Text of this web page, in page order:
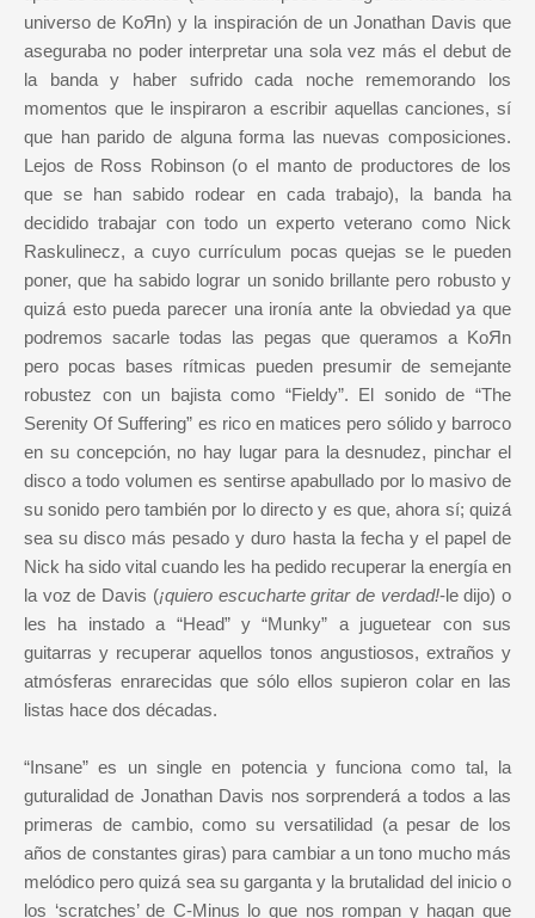
universo de KoЯn) y la inspiración de un Jonathan Davis que
aseguraba no poder interpretar una sola vez más el debut de
la banda y haber sufrido cada noche rememorando los
momentos que le inspiraron a escribir aquellas canciones, sí
que han parido de alguna forma las nuevas composiciones.
Lejos de Ross Robinson (o el manto de productores de los
que se han sabido rodear en cada trabajo), la banda ha
decidido trabajar con todo un experto veterano como Nick
Raskulinecz, a cuyo currículum pocas quejas se le pueden
poner, que ha sabido lograr un sonido brillante pero robusto y
quizá esto pueda parecer una ironía ante la obviedad ya que
podremos sacarle todas las pegas que queramos a KoЯn
pero pocas bases rítmicas pueden presumir de semejante
robustez con un bajista como “Fieldy”. El sonido de “The
Serenity Of Suffering” es rico en matices pero sólido y barroco
en su concepción, no hay lugar para la desnudez, pinchar el
disco a todo volumen es sentirse apabullado por lo masivo de
su sonido pero también por lo directo y es que, ahora sí; quizá
sea su disco más pesado y duro hasta la fecha y el papel de
Nick ha sido vital cuando les ha pedido recuperar la energía en
la voz de Davis (¡quiero escucharte gritar de verdad!-le dijo) o
les ha instado a “Head” y “Munky” a juguetear con sus
guitarras y recuperar aquellos tonos angustiosos, extraños y
atmósferas enrarecidas que sólo ellos supieron colar en las
listas hace dos décadas.
“Insane” es un single en potencia y funciona como tal, la
guturalidad de Jonathan Davis nos sorprenderá a todos a las
primeras de cambio, como su versatilidad (a pesar de los
años de constantes giras) para cambiar a un tono mucho más
melódico pero quizá sea su garganta y la brutalidad del inicio o
los ‘scratches’ de C-Minus lo que nos rompan y hagan que